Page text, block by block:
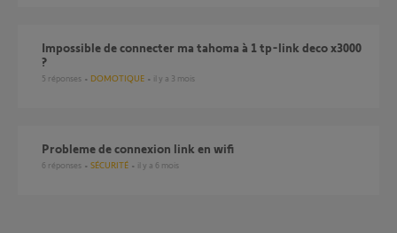
Impossible de connecter ma tahoma à 1 tp-link deco x3000
?
5 réponses DOMOTIQUE il y a 3 mois
Probleme de connexion link en wifi
6 réponses SÉCURITÉ il y a 6 mois